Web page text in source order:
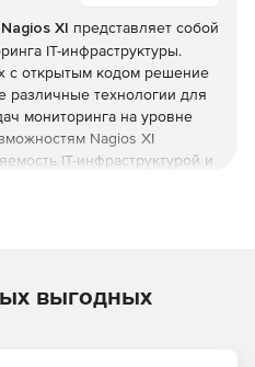
Nagios XI представляет собой
IT-инфраструктуры.
с открытым кодом решение
различные технологии для
мониторинга на уровне
Nagios XI
IT-инфраструктурой и
протоколы и сетевую
системы мониторинга
всех внутренних
выгодных